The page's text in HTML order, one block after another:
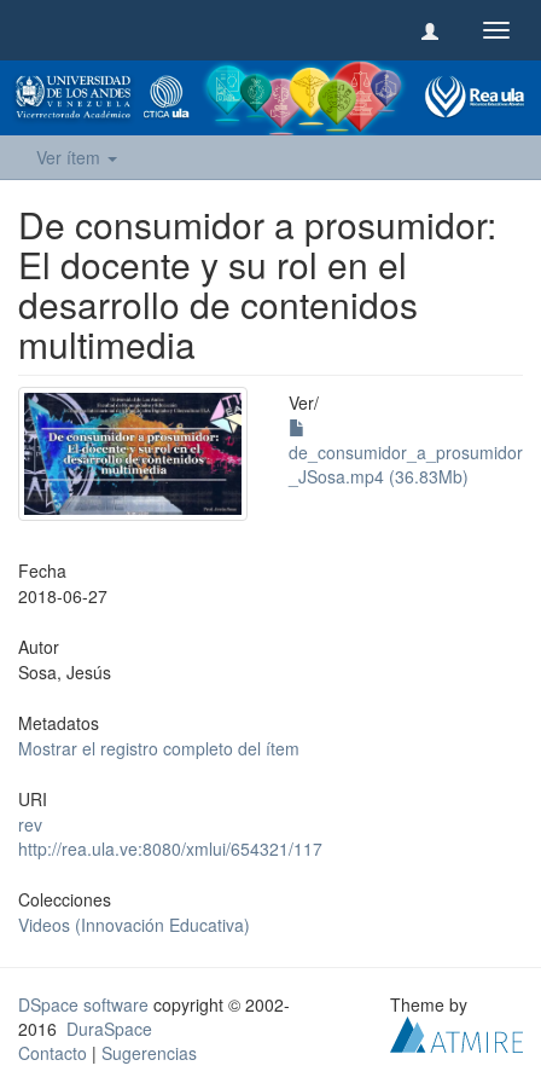
Ver ítem
De consumidor a prosumidor:
El docente y su rol en el
desarrollo de contenidos
multimedia
Ver/
de_consumidor_a_prosumidor
_JSosa.mp4 (36.83Mb)
Fecha
2018-06-27
Autor
Sosa, Jesús
Metadatos
Mostrar el registro completo del ítem
URI
rev
http://rea.ula.ve:8080/xmlui/654321/117
Colecciones
Videos (Innovación Educativa)
DSpace software copyright © 2002-
2016 DuraSpace
Contacto | Sugerencias
Theme by